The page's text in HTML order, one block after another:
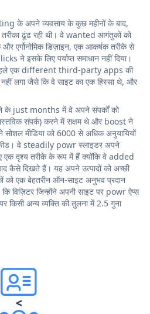
के अपने व्यवसाय के कुछ महीनों के बाद,
ढूंढ रही थी। वे wanted आगंतुकों को
एर्गोनोमिक डिज़ाइन, एक आकर्षक तरीके से
ने इसके लिए पर्याप्त समाधान नहीं दिया।
एक different third-party apps की
लगा जैसे कि वे साइट का एक हिस्सा थे, और
के just months में वे अपने संपर्कों को
संपर्क) करने में सक्षम थे और boost ने
मीडिया को 6000 से अधिक अनुयायियों
वे steadily powr स्लाइडर अपने
एक दृश्य तरीके के रूप में हैं क्योंकि वे added
कैसे दिखते हैं। यह अपने उत्पादों को अच्छी
को एक बेहतरीन ऑन-साइट अनुभव प्रदान
विज़िटर जिन्होंने अपनी साइट पर powr ऐप्स
किसी अन्य व्यक्ति की तुलना में 2.5 गुना
<